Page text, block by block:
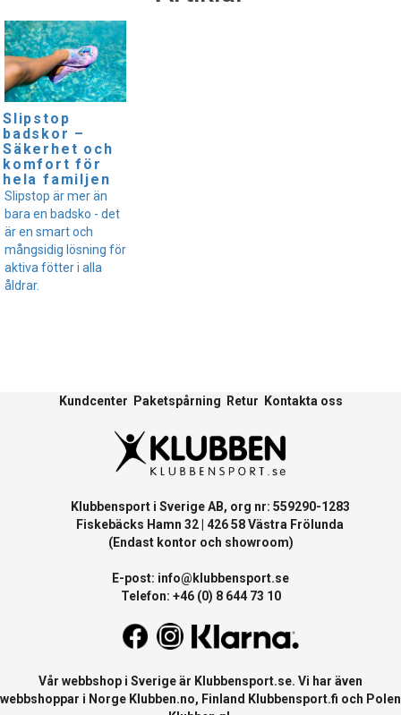
Slipstop
badskor –
Säkerhet och
komfort för
hela familjen
Slipstop är mer än
bara en badsko - det
är en smart och
mångsidig lösning för
aktiva fötter i alla
åldrar.
Kundcenter Paketspårning Retur Kontakta oss
Klubbensport i Sverige AB, org nr: 559290-1283
Fiskebäcks Hamn 32 | 426 58 Västra Frölunda
(Endast kontor och showroom)
E-post: info@klubbensport.se
Telefon: +46 (0) 8 644 73 10
Vår webbshop i Sverige är Klubbensport.se. Vi har även
webbshoppar i Norge Klubben.no, Finland Klubbensport.fi och Polen